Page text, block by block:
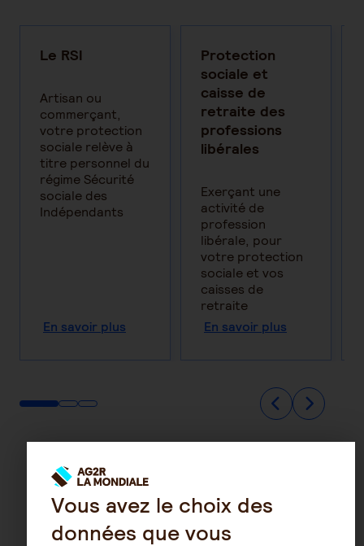
Le RSI
Artisan ou
commerçant,
votre protection
sociale relève à
titre personnel du
régime Sécurité
sociale des
Indépendants
En savoir plus
Protection
sociale et
caisse de
retraite des
professions
libérales
Exerçant une
activité de
profession
libérale, pour
votre protection
sociale et vos
caisses de
retraite
En savoir plus
Vous avez le choix des
données que vous